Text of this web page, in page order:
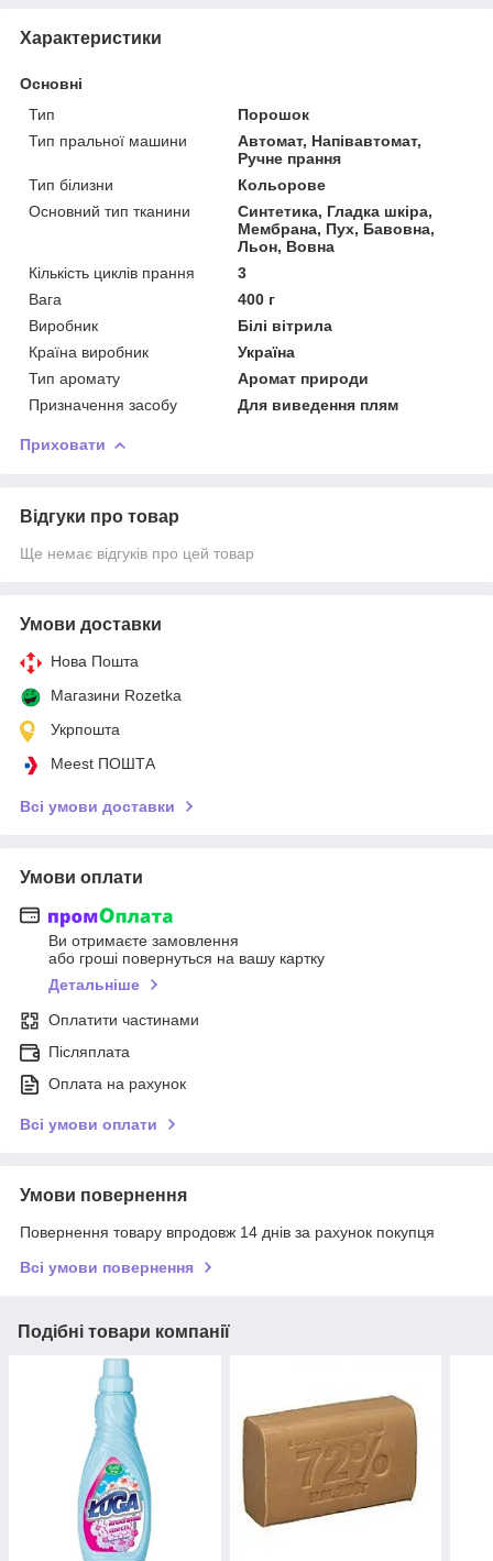
Характеристики
Основні
Тип
Порошок
Тип пральної машини
Автомат, Напівавтомат,
Ручне прання
Тип білизни
Кольорове
Основний тип тканини
Синтетика, Гладка шкіра,
Мембрана, Пух, Бавовна,
Льон, Вовна
Кількість циклів прання
3
Вага
400 г
Виробник
Білі вітрила
Країна виробник
Україна
Тип аромату
Аромат природи
Призначення засобу
Для виведення плям
Приховати
Відгуки про товар
Ще немає відгуків про цей товар
Умови доставки
Нова Пошта
Магазини Rozetka
Укрпошта
Meest ПОШТА
Всі умови доставки
Умови оплати
Ви отримаєте замовлення
або гроші повернуться на вашу картку
Детальніше
Оплатити частинами
Післяплата
Оплата на рахунок
Всі умови оплати
Умови повернення
Повернення товару впродовж 14 днів за рахунок покупця
Всі умови повернення
Подібні товари компанії